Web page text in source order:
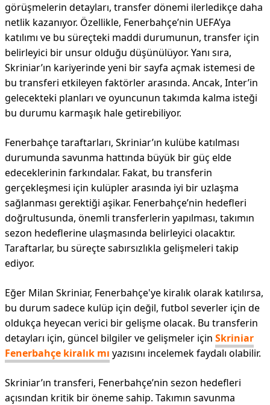
görüşmelerin detayları, transfer dönemi ilerledikçe daha
netlik kazanıyor. Özellikle, Fenerbahçe’nin UEFA’ya
katılımı ve bu süreçteki maddi durumunun, transfer için
belirleyici bir unsur olduğu düşünülüyor. Yanı sıra,
Skriniar’ın kariyerinde yeni bir sayfa açmak istemesi de
bu transferi etkileyen faktörler arasında. Ancak, Inter’in
gelecekteki planları ve oyuncunun takımda kalma isteği
bu durumu karmaşık hale getirebiliyor.
Fenerbahçe taraftarları, Skriniar’ın kulübe katılması
durumunda savunma hattında büyük bir güç elde
edeceklerinin farkındalar. Fakat, bu transferin
gerçekleşmesi için kulüpler arasında iyi bir uzlaşma
sağlanması gerektiği aşikar. Fenerbahçe’nin hedefleri
doğrultusunda, önemli transferlerin yapılması, takımın
sezon hedeflerine ulaşmasında belirleyici olacaktır.
Taraftarlar, bu süreçte sabırsızlıkla gelişmeleri takip
ediyor.
Eğer Milan Skriniar, Fenerbahçe'ye kiralık olarak katılırsa,
bu durum sadece kulüp için değil, futbol severler için de
oldukça heyecan verici bir gelişme olacak. Bu transferin
detayları için, güncel bilgiler ve gelişmeler için Skriniar
Fenerbahçe kiralık mı yazısını incelemek faydalı olabilir.
Skriniar’ın transferi, Fenerbahçe’nin sezon hedefleri
açısından kritik bir öneme sahip. Takımın savunma